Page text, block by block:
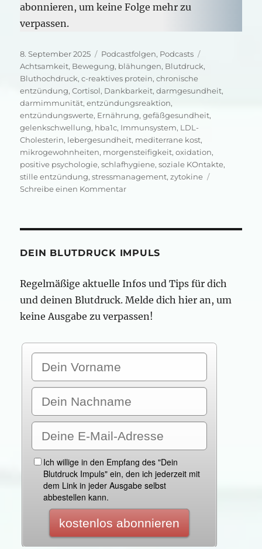
abonnieren, um keine Folge mehr zu
verpassen.
Veröffentlicht
am
8. September 2025 Kategorien
Podcastfolgen, Podcasts
Achtsamkeit, Bewegung, blähungen, Blutdruck,
Bluthochdruck,c-reaktives protein,chronische
entzündung,Cortisol, Dankbarkeit,darmgesundheit,
darmimmunität,entzündungsreaktion,
entzündungswerte, Ernährung,gefäßgesundheit,
gelenkschwellung, hba1c, Immunsystem, LDL-
Cholesterin, lebergesundheit, mediterrane kost,
mikrogewohnheiten, morgensteifigkeit,oxidation,
positive psychologie,schlafhygiene,soziale KOntakte,
stille entzündung,stressmanagement,zytokine
Schreibe einen Kommentarzu
DEIN BLUTDRUCK IMPULS
Regelmäßige aktuelle Infos und Tips für dich
und deinen Blutdruck. Melde dich hier an, um
keine Ausgabe zu verpassen!